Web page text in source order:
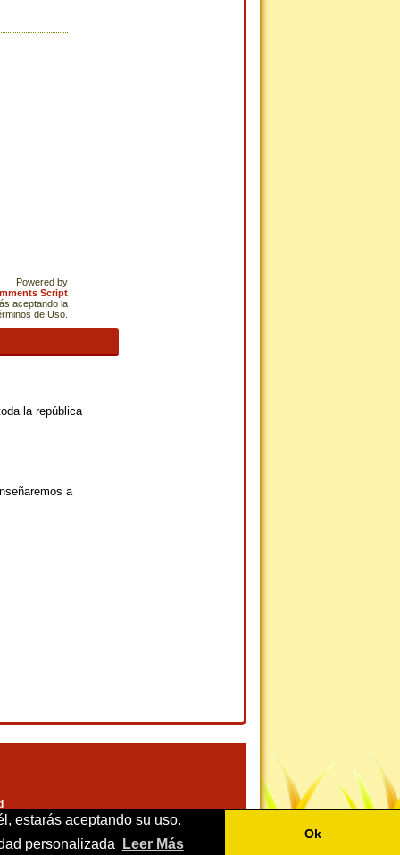
estarás aceptando su uso.
personalizada
Leer Más
Ok
Powered by
Script
aceptando la
de Uso.
la república
a